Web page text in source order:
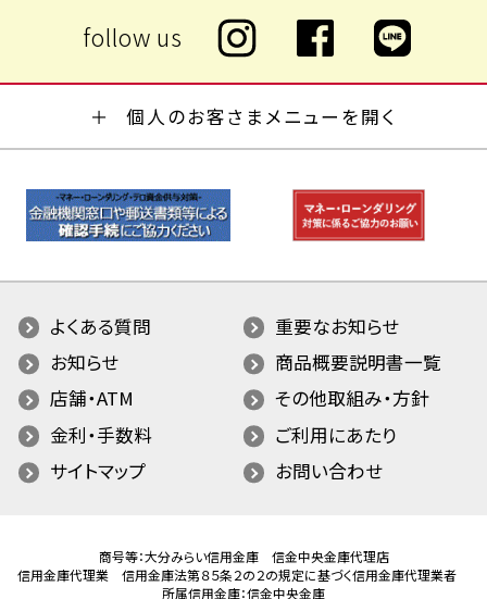
個人のお客さまメニューを開く
よくある質問
重要なお知らせ
お知らせ
商品概要説明書一覧
店舗・ATM
その他取組み・方針
金利・手数料
ご利用にあたり
サイトマップ
お問い合わせ
商号等：大分みらい信用金庫 信金中央金庫代理店
信用金庫代理業 信用金庫法第８５条２の２の規定に基づく信用金庫代理業者
所属信用金庫：信金中央金庫